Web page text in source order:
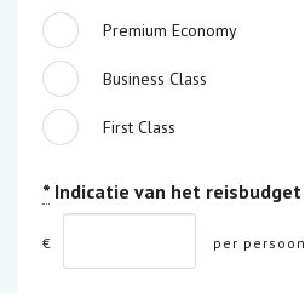
Premium Economy
Business Class
First Class
* Indicatie van het reisbudget
€ per persoon